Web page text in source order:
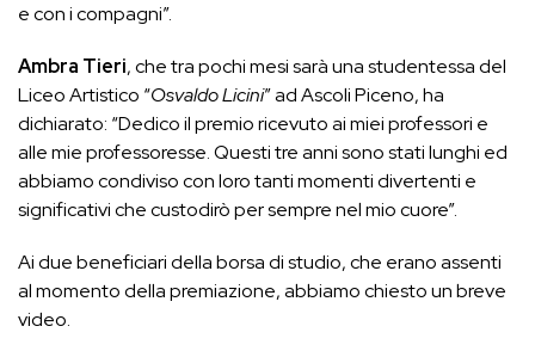
e con i compagni”.
Ambra Tieri, che tra pochi mesi sarà una studentessa del
Liceo Artistico “Osvaldo Licini” ad Ascoli Piceno, ha
dichiarato: “Dedico il premio ricevuto ai miei professori e
alle mie professoresse. Questi tre anni sono stati lunghi ed
abbiamo condiviso con loro tanti momenti divertenti e
significativi che custodirò per sempre nel mio cuore”.
Ai due beneficiari della borsa di studio, che erano assenti
al momento della premiazione, abbiamo chiesto un breve
video.